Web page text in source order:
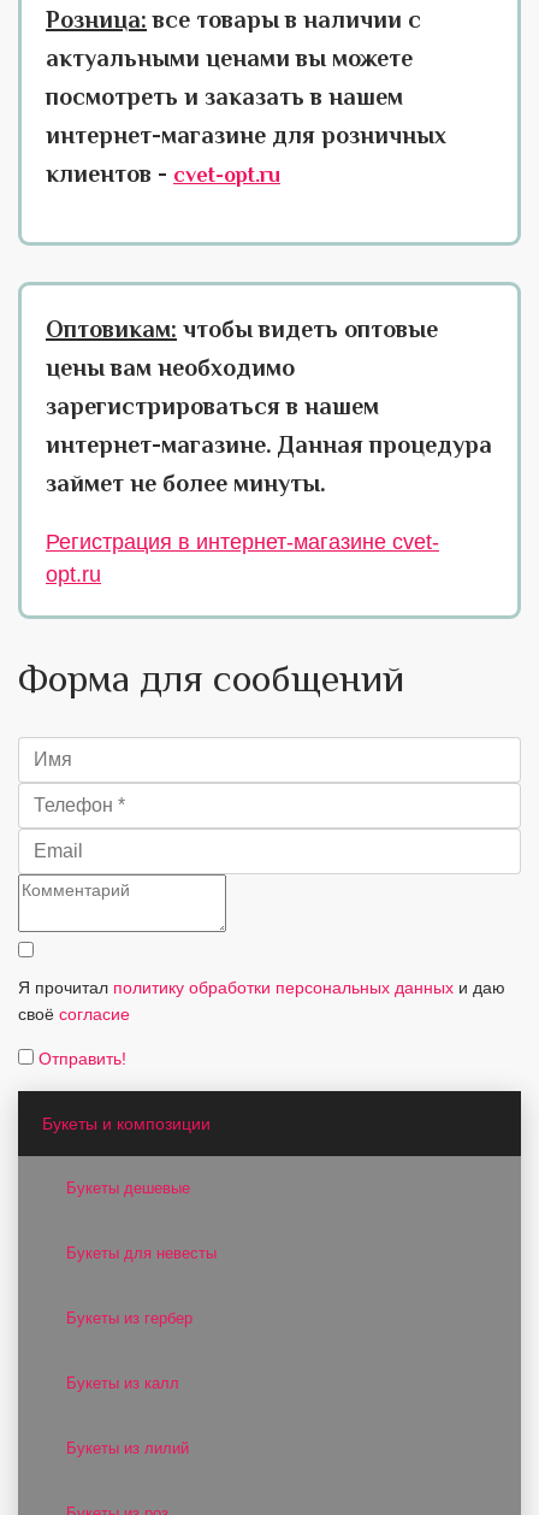
Розница: все товары в наличии с
актуальными ценами вы можете
посмотреть и заказать в нашем
интернет-магазине для розничных
клиентов - cvet-opt.ru
Оптовикам: чтобы видеть оптовые
цены вам необходимо
зарегистрироваться в нашем
интернет-магазине. Данная процедура
займет не более минуты.
Регистрация в интернет-магазине cvet-
opt.ru
Форма для сообщений
Я прочитал политику обработки персональных данных и даю
своё согласие
Отправить!
Букеты и композиции
Букеты дешевые
Букеты для невесты
Букеты из гербер
Букеты из калл
Букеты из лилий